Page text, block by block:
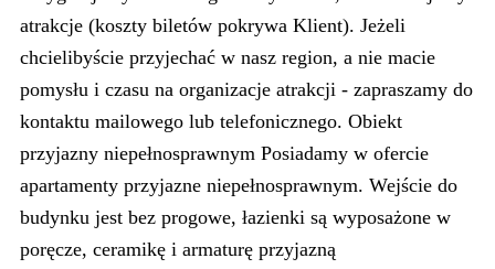
atrakcje (koszty biletów pokrywa Klient). Jeżeli
chcielibyście przyjechać w nasz region, a nie macie
pomysłu i czasu na organizacje atrakcji - zapraszamy do
kontaktu mailowego lub telefonicznego. Obiekt
przyjazny niepełnosprawnym Posiadamy w ofercie
apartamenty przyjazne niepełnosprawnym. Wejście do
budynku jest bez progowe, łazienki są wyposażone w
poręcze, ceramikę i armaturę przyjazną